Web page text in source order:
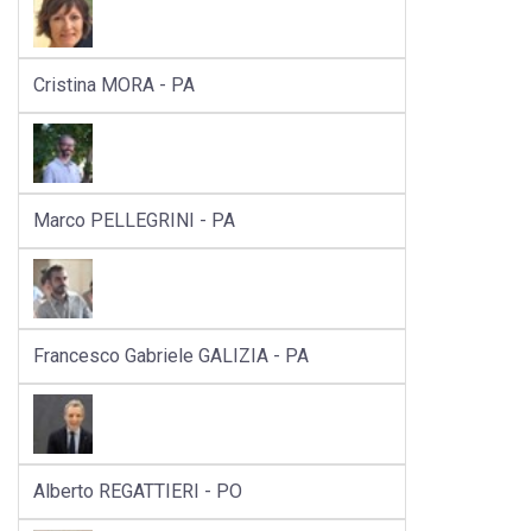
Cristina MORA - PA
Marco PELLEGRINI - PA
Francesco Gabriele GALIZIA - PA
Alberto REGATTIERI - PO